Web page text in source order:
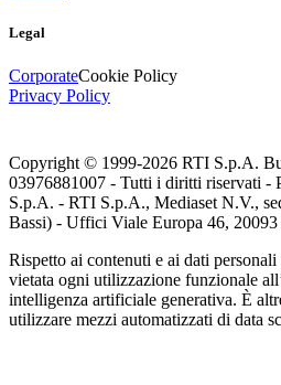
Legal
CorporateCookie Policy
Privacy Policy
Copyright © 1999-2026 RTI S.p.A.
03976881007 - Tutti i diritti riservati -
S.p.A. - RTI S.p.A., Mediaset N.V.,
Bassi) - Uffici Viale Europa 46,
Rispetto ai contenuti e ai dati
vietata ogni utilizzazione funzionale
intelligenza artificiale generativa. È
utilizzare mezzi automatizzati di data